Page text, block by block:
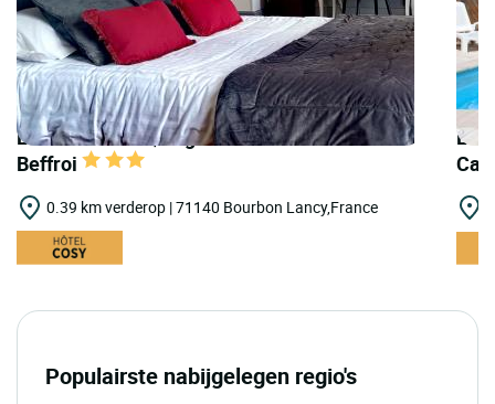
LOGIS HOTELS | Logis Hôtel la Tourelle du
Beffroi
0.39 km verderop | 71140 Bourbon Lancy,France
Populairste nabijgelegen regio's